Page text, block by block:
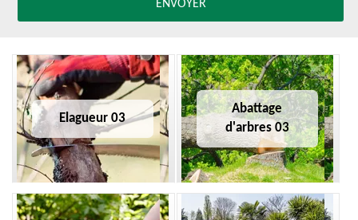
Elagueur 03
Abattage
d'arbres 03